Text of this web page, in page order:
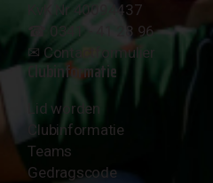
KvK Nr 40094437
☎︎ 0341 - 41 28 96
✉︎ Contactformulier
Clubinformatie
Lid worden
Clubinformatie
Teams
Gedragscode